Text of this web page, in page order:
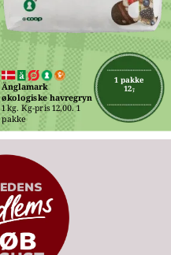
1 pakke
12,-
Änglamark
økologiske havregryn
1 kg. Kg-pris 12,00. 1
pakke